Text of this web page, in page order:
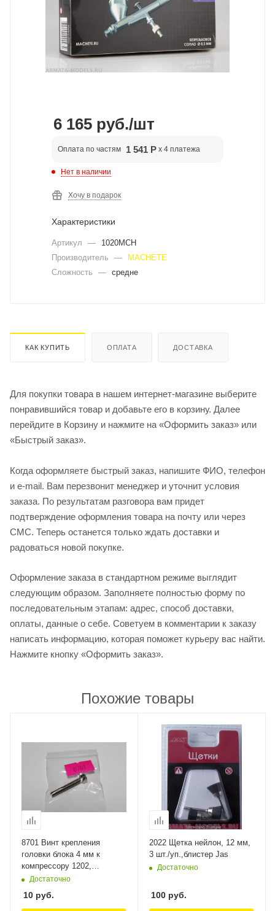
6 165 руб./шт
Оплата по частям 1 541 Р x 4 платежа
Нет в наличии
Хочу в подарок
Характеристики
Артикул —
1020MCH
Производитель
—
MACHETE
Сложность
— средне
КАК КУПИТЬ ОПЛАТА ДОСТАВКА
Для покупки товара в нашем интернет-магазине выберите
понравившийся товар и добавьте его в корзину. Далее
перейдите в Корзину и нажмите на «Оформить заказ» или
«Быстрый заказ».
Когда оформляете быстрый заказ, напишите ФИО, телефон
и e-mail. Вам перезвонит менеджер и уточнит условия
заказа. По результатам разговора вам придет
подтверждение оформления товара на почту или через
СМС. Теперь останется только ждать доставки и
радоваться новой покупке.
Оформление заказа в стандартном режиме выглядит
следующим образом. Заполняете полностью форму по
последовательным этапам: адрес, способ доставки,
оплаты, данные о себе. Советуем в комментарии к заказу
написать информацию, которая поможет курьеру вас найти.
Нажмите кнопку «Оформить заказ».
Похожие товары
8701 Винт крепления
головки блока 4 мм к
компрессору 1202,
1203,1205, 1206, 1208 Jas
Достаточно
10 руб.
2022 Щетка нейлон, 12 мм,
3 шт./уп.,блистер Jas
Достаточно
100 руб.